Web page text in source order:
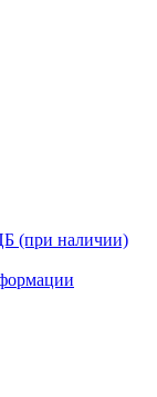
(при наличии)